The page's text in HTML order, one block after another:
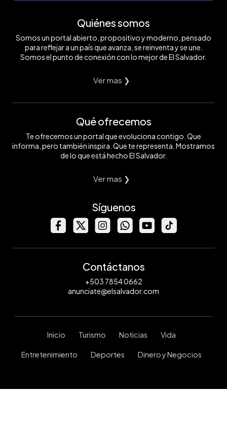
Quiénes somos
Somos un portal abierto, propositivo y moderno, pensado
para reflejar a un país que avanza, se reinventa y se une.
Somos el punto de conexión con lo mejor de El Salvador.
Ver mas ❯
Qué ofrecemos
Te ofrecemos un portal que evoluciona contigo. Que
informa, pero también inspira. Que te representa. Mostramos
de lo que está hecho El Salvador.
Ver mas ❯
Síguenos
Contáctanos
+503 7854 0662
anunciate@elsalvador.com
Inicio Turismo Noticias Vida
Entretenimiento Deportes Dinero y Negocios